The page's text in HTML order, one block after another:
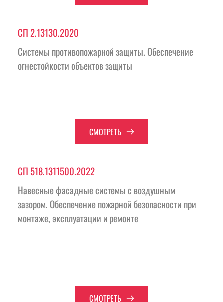
СП 2.13130.2020
Системы противопожарной защиты. Обеспечение
огнестойкости объектов защиты
СМОТРЕТЬ
СП 518.1311500.2022
Навесные фасадные системы с воздушным
зазором. Обеспечение пожарной безопасности при
монтаже, эксплуатации и ремонте
СМОТРЕТЬ